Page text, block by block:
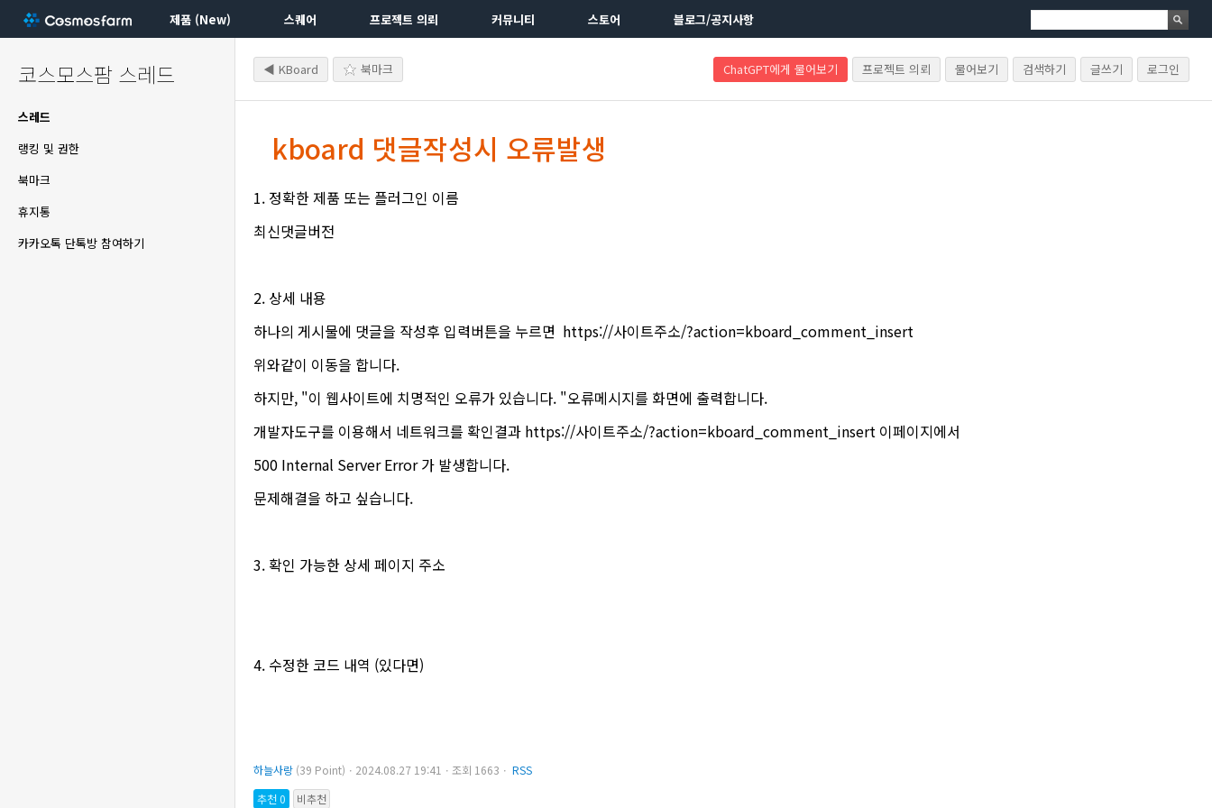
제품 (New) 스퀘어 프로젝트 의뢰 커뮤니티 스토어 블로그/공지사항
코스모스팜 스레드
스레드
랭킹 및 권한
북마크
휴지통
카카오톡 단톡방 참여하기
◀ KBoard 북마크 ChatGPT에게 물어보기 프로젝트 의뢰 물어보기 검색하기 글쓰기 로그인
kboard 댓글작성시 오류발생
1. 정확한 제품 또는 플러그인 이름
최신댓글버전
2. 상세 내용
하나의 게시물에 댓글을 작성후 입력버튼을 누르면 https://사이트주소/?action=kboard_comment_insert
위와같이 이동을 합니다.
하지만, "이 웹사이트에 치명적인 오류가 있습니다. "오류메시지를 화면에 출력합니다.
개발자도구를 이용해서 네트워크를 확인결과 https://사이트주소/?action=kboard_comment_insert 이페이지에서
500 Internal Server Error 가 발생합니다.
문제해결을 하고 싶습니다.
3. 확인 가능한 상세 페이지 주소
4. 수정한 코드 내역 (있다면)
하늘사랑 (39 Point)ㆍ2024.08.27 19:41ㆍ조회 1663ㆍ RSS
추천 0
비추천